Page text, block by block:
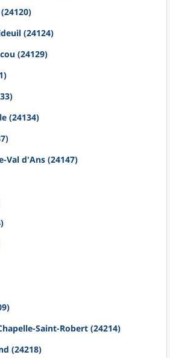
(24124)
(24129)
(24134)
Val d'Ans (24147)
Saint-Robert (24214)
(24218)